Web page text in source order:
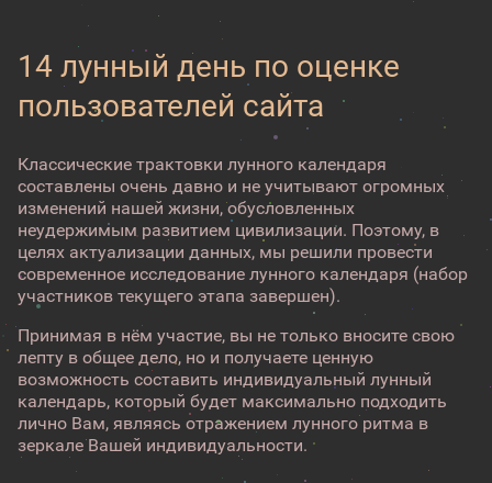
14 лунный день по оценке
пользователей сайта
Классические трактовки лунного календаря
составлены очень давно и не учитывают огромных
изменений нашей жизни, обусловленных
неудержимым развитием цивилизации. Поэтому, в
целях актуализации данных, мы решили провести
современное исследование лунного календаря (набор
участников текущего этапа завершен).
Принимая в нём участие, вы не только вносите свою
лепту в общее дело, но и получаете ценную
возможность составить индивидуальный лунный
календарь, который будет максимально подходить
лично Вам, являясь отражением лунного ритма в
зеркале Вашей индивидуальности.